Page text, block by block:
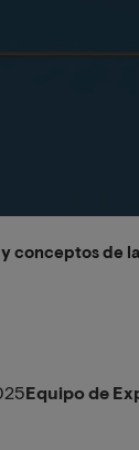
y conceptos de
Equipo de